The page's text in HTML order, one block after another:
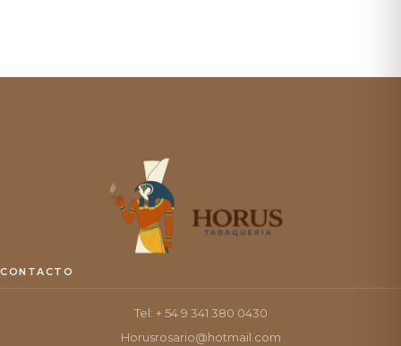
CONTACTO
Tel: + 54 9 341 380 0430
Horusrosario@hotmail.com